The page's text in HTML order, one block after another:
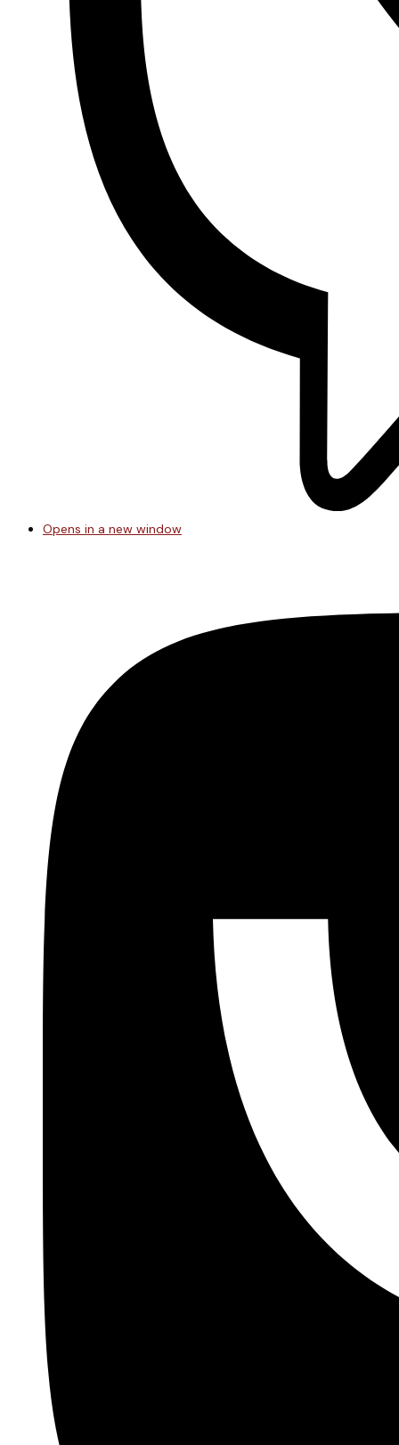
Opens in a new window